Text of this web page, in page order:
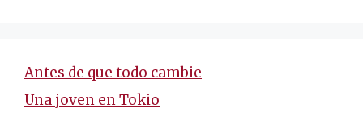
Antes de que todo cambie
Una joven en Tokio